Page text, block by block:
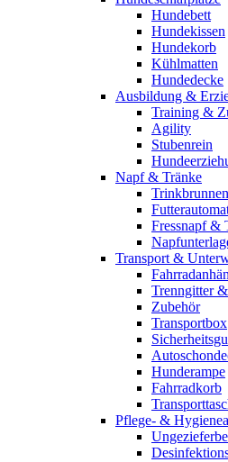
Hundebett
Hundekissen
Hundekorb
Kühlmatten
Hundedecke
Ausbildung &
Training &
Agility
Stubenrein
Napf & Tränke
Trinkbrunnen
Fressnapf &
Transport &
Trenngitter
Zubehör
Transportbox
Hunderampe
Fahrradkorb
Pflege- &